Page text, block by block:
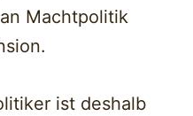
Machtpolitik
ist deshalb